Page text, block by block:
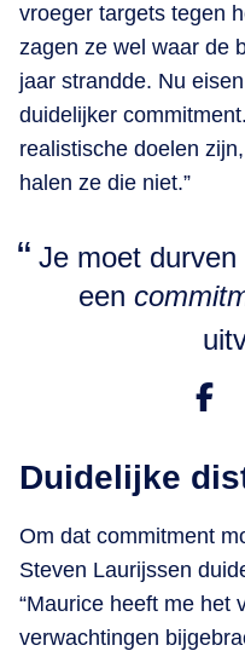
vroeger targets tegen
zagen ze wel waar de
jaar strandde. Nu
duidelijker
realistische doelen
halen ze die niet.”
Je moet
een
Duidelijke
Om dat commitment
Steven Laurijssen
“Maurice heeft me het
verwachtingen